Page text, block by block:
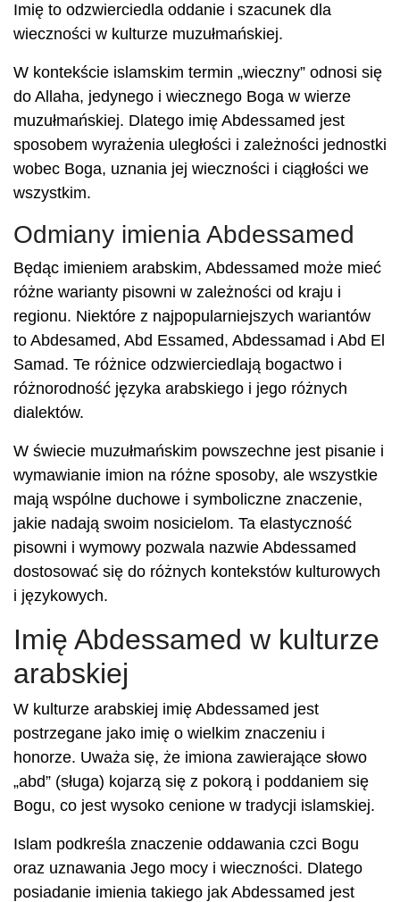
Imię to odzwierciedla oddanie i szacunek dla
wieczności w kulturze muzułmańskiej.
W kontekście islamskim termin „wieczny” odnosi się
do Allaha, jedynego i wiecznego Boga w wierze
muzułmańskiej. Dlatego imię Abdessamed jest
sposobem wyrażenia uległości i zależności jednostki
wobec Boga, uznania jej wieczności i ciągłości we
wszystkim.
Odmiany imienia Abdessamed
Będąc imieniem arabskim, Abdessamed może mieć
różne warianty pisowni w zależności od kraju i
regionu. Niektóre z najpopularniejszych wariantów
to Abdesamed, Abd Essamed, Abdessamad i Abd El
Samad. Te różnice odzwierciedlają bogactwo i
różnorodność języka arabskiego i jego różnych
dialektów.
W świecie muzułmańskim powszechne jest pisanie i
wymawianie imion na różne sposoby, ale wszystkie
mają wspólne duchowe i symboliczne znaczenie,
jakie nadają swoim nosicielom. Ta elastyczność
pisowni i wymowy pozwala nazwie Abdessamed
dostosować się do różnych kontekstów kulturowych
i językowych.
Imię Abdessamed w kulturze
arabskiej
W kulturze arabskiej imię Abdessamed jest
postrzegane jako imię o wielkim znaczeniu i
honorze. Uważa się, że imiona zawierające słowo
„abd” (sługa) kojarzą się z pokorą i poddaniem się
Bogu, co jest wysoko cenione w tradycji islamskiej.
Islam podkreśla znaczenie oddawania czci Bogu
oraz uznawania Jego mocy i wieczności. Dlatego
posiadanie imienia takiego jak Abdessamed jest